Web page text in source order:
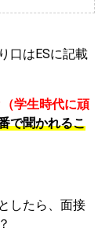
口はESに記載
学生時代に頑
で聞かれるこ
したら、面接